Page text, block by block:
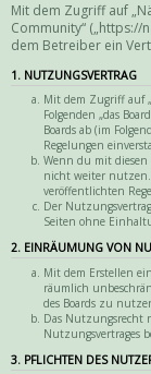
Mit dem Zugriff auf
Community“
dem Betreiber ein
1. NUTZUNGSVERTRAG
Mit dem Zugriff auf
Folgenden „das
Boards ab (im
Regelungen
Wenn du mit diesen
nicht weiter nutzen.
veröffentlichten
Der
Seiten ohne
2. EINRÄUMUNG VON
Mit dem Erstellen
räumlich
des Boards zu
Das Nutzungsrecht
Nutzungsvertrages
3. PFLICHTEN DES